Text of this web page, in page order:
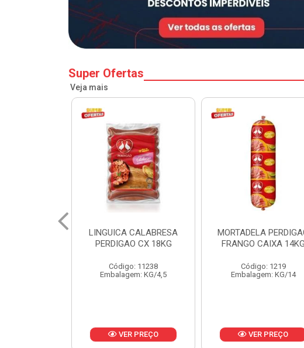
Super Ofertas
Veja mais
MORTADELA PERDIGAO
FRANGO CAIXA 14KG
Código: 1219
Embalagem: KG/14
VER PREÇO
SALSICHA HOT DOG
PERDIGAO CX 20KG
Código: 1225
Embalagem: KG/5
VER PREÇO